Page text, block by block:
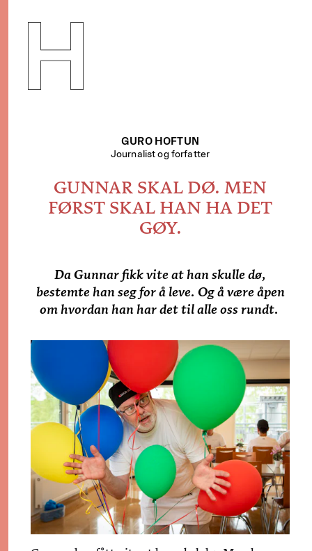
GURO HOFTUN
Journalist og forfatter
GUNNAR SKAL DØ. MEN
FØRST SKAL HAN HA DET
GØY.
Da Gunnar fikk vite at han skulle dø,
bestemte han seg for å leve. Og å være åpen
om hvordan han har det til alle oss rundt.